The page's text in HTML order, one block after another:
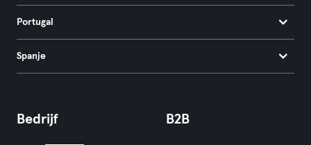
Portugal
Spanje
Bedrijf B2B